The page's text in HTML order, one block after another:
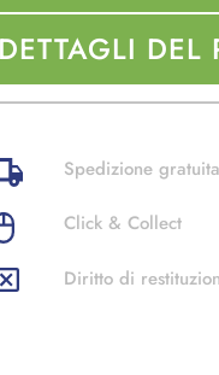
DETTAGLI DEL
Spedizione gratuita
Click & Collect
Diritto di